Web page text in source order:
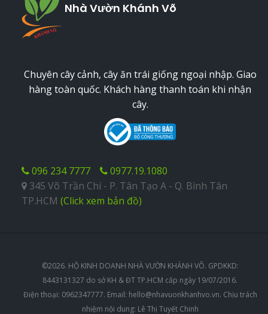
Nhà Vườn Khánh Võ
Chuyên cây cảnh, cây ăn trái giống ngoại nhập. Giao
hàng toàn quốc. Khách hàng thanh toán khi nhận
cây.
096 234 7777
0977.19.1080
345 Võ Trần Chí - P. Tân Tạo A - Q. Bình Tân
TP.HCM (Click xem bản đồ)
©2026. HỘ KINH DOANH NHÀ VƯỜN KHÁNH VÕ. GPDKKD:
8443131327 do sở KH & ĐT TP.HCM cấp ngày 19/07/2016.
Điện thoại: 0962347777. Email: hello@nhavuonkhanhvo.vn. Chịu trách
nhiệm nội dung: Lê Thị Tuyết Chinh